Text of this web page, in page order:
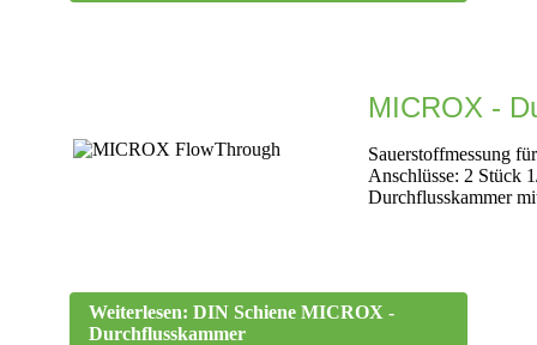
MICROX -
Sauerstoffmessung
Anschlüsse: 2 Stück
Durchflusskammer
Weiterlesen: DIN Schiene MICROX -
Durchflusskammer